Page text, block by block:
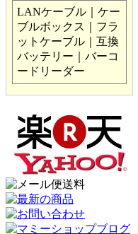
LANケーブル｜ケー
ブルボックス｜フラ
ットケーブル｜互換
バッテリー｜バーコ
ードリーダー